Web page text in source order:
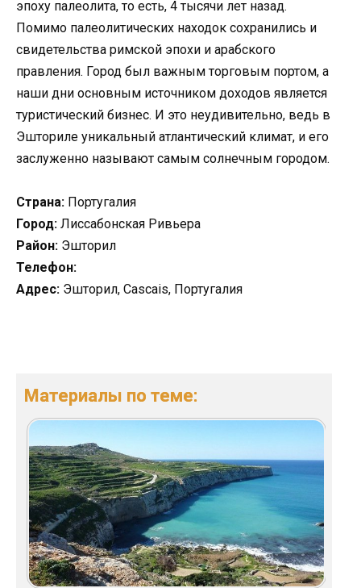
эпоху палеолита, то есть, 4 тысячи лет назад.
Помимо палеолитических находок сохранились и
свидетельства римской эпохи и арабского
правления. Город был важным торговым портом, а
наши дни основным источником доходов является
туристический бизнес. И это неудивительно, ведь в
Эшториле уникальный атлантический климат, и его
заслуженно называют самым солнечным городом.
Страна: Португалия
Город: Лиссабонская Ривьера
Район: Эшторил
Телефон:
Адрес: Эшторил, Cascais, Португалия
Материалы по теме: